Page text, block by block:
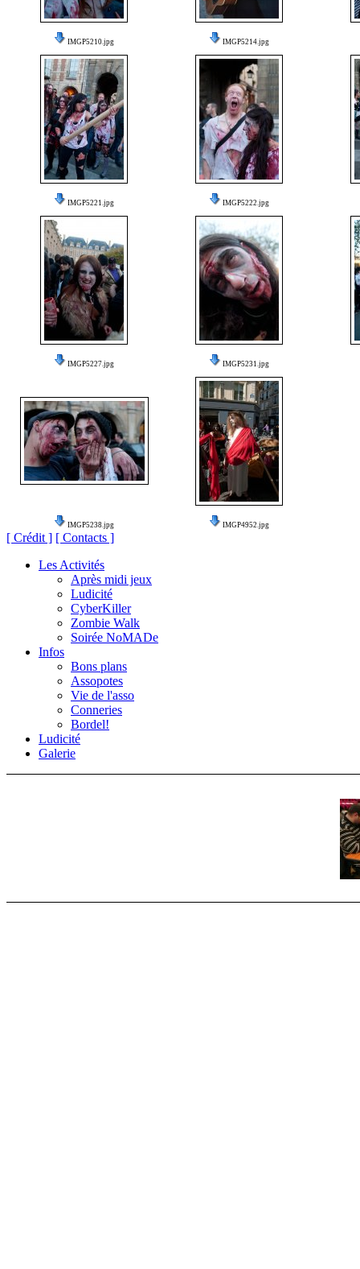
IMGP5210.jpg IMGP5214.jpg
IMGP5221.jpg IMGP5222.jpg
IMGP5227.jpg IMGP5231.jpg
IMGP5238.jpg IMGP4952.jpg
[ Crédit ] [ Contacts ]
Les Activités
Après midi jeux
Ludicité
CyberKiller
Zombie Walk
Soirée NoMADe
Infos
Bons plans
Assopotes
Vie de l'asso
Conneries
Bordel!
Ludicité
Galerie